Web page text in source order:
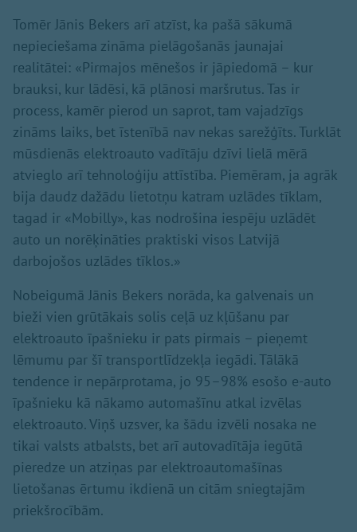
Tomēr Jānis Bekers arī atzīst, ka pašā sākumā
nepieciešama zināma pielāgošanās jaunajai
realitātei: «Pirmajos mēnešos ir jāpiedomā – kur
brauksi, kur lādēsi, kā plānosi maršrutus. Tas ir
process, kamēr pierod un saprot, tam vajadzīgs
zināms laiks, bet īstenībā nav nekas sarežģīts. Turklāt
mūsdienās elektroauto vadītāju dzīvi lielā mērā
atvieglo arī tehnoloģiju attīstība. Piemēram, ja agrāk
bija daudz dažādu lietotņu katram uzlādes tīklam,
tagad ir «Mobilly», kas nodrošina iespēju uzlādēt
auto un norēķināties praktiski visos Latvijā
darbojošos uzlādes tīklos.»
Nobeigumā Jānis Bekers norāda, ka galvenais un
bieži vien grūtākais solis ceļā uz kļūšanu par
elektroauto īpašnieku ir pats pirmais – pieņemt
lēmumu par šī transportlīdzekļa iegādi. Tālākā
tendence ir nepārprotama, jo 95–98% esošo e-auto
īpašnieku kā nākamo automašīnu atkal izvēlas
elektroauto. Viņš uzsver, ka šādu izvēli nosaka ne
tikai valsts atbalsts, bet arī autovadītāja iegūtā
pieredze un atziņas par elektroautomašīnas
lietošanas ērtumu ikdienā un citām sniegtajām
priekšrocībām.